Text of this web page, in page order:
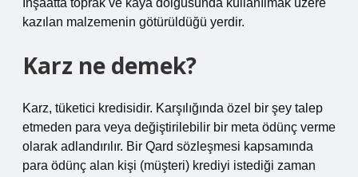
İnşaatta toprak ve kaya dolgusunda kullanılmak üzere
kazılan malzemenin götürüldüğü yerdir.
Karz ne demek?
Karz, tüketici kredisidir. Karşılığında özel bir şey talep
etmeden para veya değiştirilebilir bir meta ödünç verme
olarak adlandırılır. Bir Qard sözleşmesi kapsamında
para ödünç alan kişi (müşteri) krediyi istediği zaman